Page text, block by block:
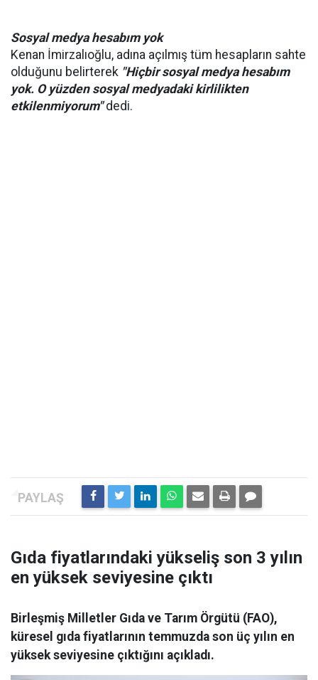
Sosyal medya hesabım yok
Kenan İmirzalıoğlu, adına açılmış tüm hesapların sahte
olduğunu belirterek "Hiçbir sosyal medya hesabım
yok. O yüzden sosyal medyadaki kirlilikten
etkilenmiyorum"dedi.
Gıda fiyatlarındaki yükseliş son 3 yılın
en yüksek seviyesine çıktı
Birleşmiş Milletler Gıda ve Tarım Örgütü (FAO),
küresel gıda fiyatlarının temmuzda son üç yılın en
yüksek seviyesine çıktığını açıkladı.